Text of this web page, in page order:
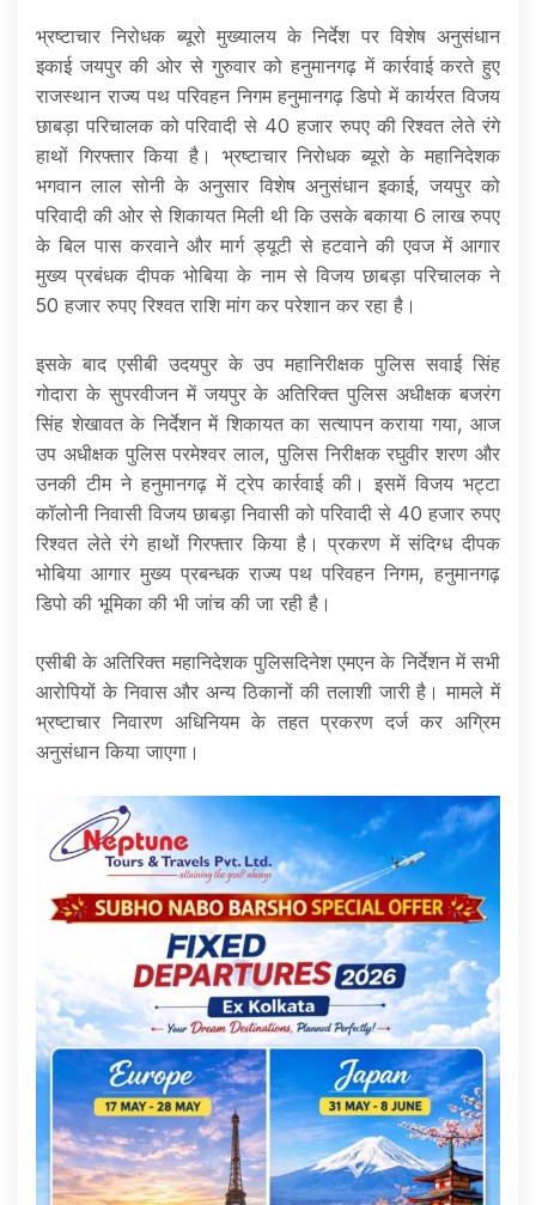
भ्रष्टाचार निरोधक ब्यूरो मुख्यालय के निर्देश पर विशेष अनुसंधान
इकाई जयपुर की ओर से गुरुवार को हनुमानगढ़ में कार्रवाई करते हुए
राजस्थान राज्य पथ परिवहन निगम हनुमानगढ़ डिपो में कार्यरत विजय
छाबड़ा परिचालक को परिवादी से 40 हजार रुपए की रिश्वत लेते रंगे
हाथों गिरफ्तार किया है। भ्रष्टाचार निरोधक ब्यूरो के महानिदेशक
भगवान लाल सोनी के अनुसार विशेष अनुसंधान इकाई, जयपुर को
परिवादी की ओर से शिकायत मिली थी कि उसके बकाया 6 लाख रुपए
के बिल पास करवाने और मार्ग ड्यूटी से हटवाने की एवज में आगार
मुख्य प्रबंधक दीपक भोबिया के नाम से विजय छाबड़ा परिचालक ने
50 हजार रुपए रिश्वत राशि मांग कर परेशान कर रहा है।
इसके बाद एसीबी उदयपुर के उप महानिरीक्षक पुलिस सवाई सिंह
गोदारा के सुपरवीजन में जयपुर के अतिरिक्त पुलिस अधीक्षक बजरंग
सिंह शेखावत के निर्देशन में शिकायत का सत्यापन कराया गया, आज
उप अधीक्षक पुलिस परमेश्वर लाल, पुलिस निरीक्षक रघुवीर शरण और
उनकी टीम ने हनुमानगढ़ में ट्रेप कार्रवाई की। इसमें विजय भट्टा
कॉलोनी निवासी विजय छाबड़ा निवासी को परिवादी से 40 हजार रुपए
रिश्वत लेते रंगे हाथों गिरफ्तार किया है। प्रकरण में संदिग्ध दीपक
भोबिया आगार मुख्य प्रबन्धक राज्य पथ परिवहन निगम, हनुमानगढ़
डिपो की भूमिका की भी जांच की जा रही है।
एसीबी के अतिरिक्त महानिदेशक पुलिसदिनेश एमएन के निर्देशन में सभी
आरोपियों के निवास और अन्य ठिकानों की तलाशी जारी है। मामले में
भ्रष्टाचार निवारण अधिनियम के तहत प्रकरण दर्ज कर अग्रिम
अनुसंधान किया जाएगा।